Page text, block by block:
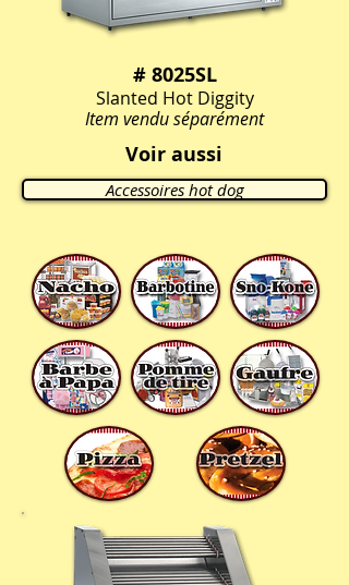
# 8025SL
Slanted Hot Diggity
Item vendu séparément
Voir aussi
Accessoires hot dog